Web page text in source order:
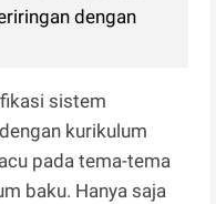
dengan
sistem
kurikulum
pada tema-tema
baku. Hanya saja